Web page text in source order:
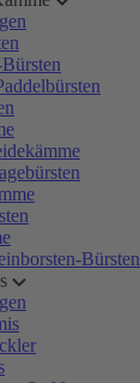
Bürsten